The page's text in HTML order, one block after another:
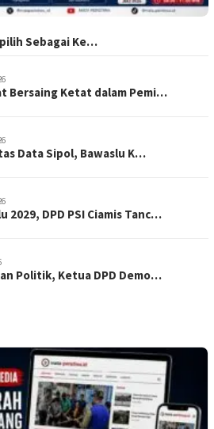
Sebagai Ke…
Bersaing Ketat dalam Pemi…
Data Sipol, Bawaslu K…
2029, DPD PSI Ciamis Tanc…
Politik, Ketua DPD Demo…